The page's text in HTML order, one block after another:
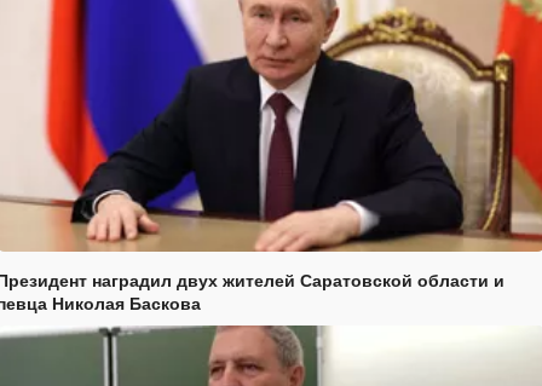
наградил двух жителей Саратовской области и
Николая Баскова